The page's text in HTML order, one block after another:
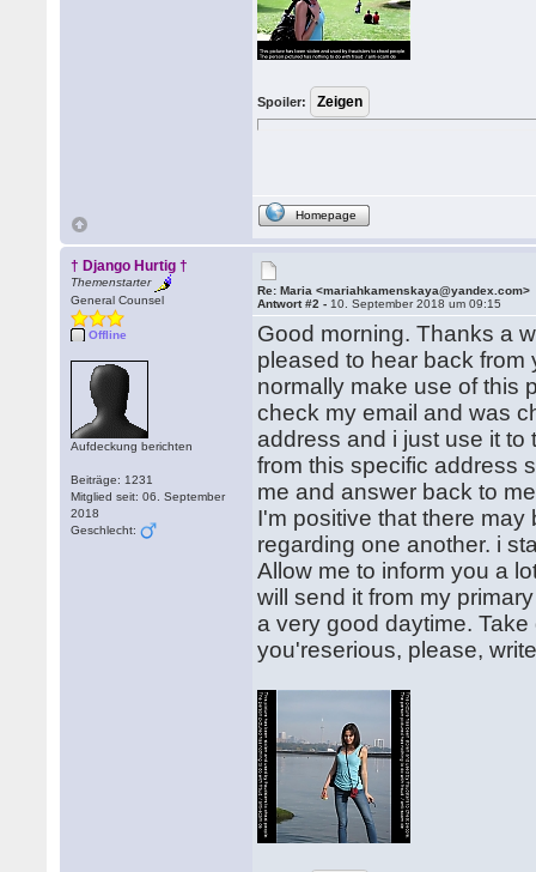
Spoiler:
Homepage
† Django Hurtig †
Themenstarter
General Counsel
Offline
Aufdeckung berichten
Beiträge: 1231
Mitglied seit: 06. September
2018
Geschlecht:
Re: Maria <mariahkamenskaya@yandex.com>
Antwort #2 - 10. September 2018 um 09:15
Good morning. Thanks a
pleased to hear back from
normally make use of this
check my email and was
address and i just use it to
from this specific address
me and answer back to
I'm positive that there
regarding one another. i
Allow me to inform you a
will send it from my
a very good daytime.
you'reserious, please,